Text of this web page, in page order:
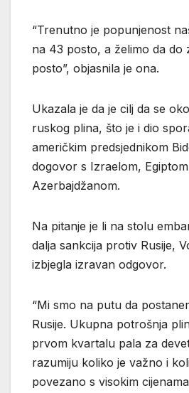
“Trenutno je popunjenost
na 43 posto, a želimo da do
posto”, objasnila je ona.
Ukazala je da je cilj da se
ruskog plina, što je i dio
američkim predsjednikom
dogovor s Izraelom,
Azerbajdžanom.
Na pitanje je li na stolu
dalja sankcija protiv Rusije,
izbjegla izravan odgovor.
“Mi smo na putu da
Rusije. Ukupna potrošnja
prvom kvartalu pala za
razumiju koliko je važno i
povezano s visokim